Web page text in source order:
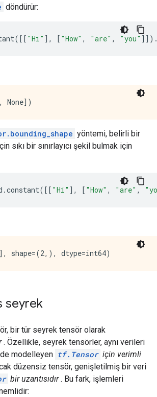
döndürür:
([[ "Hi" ], [ "How" , "are" , "you"
yöntemi, belirli bir
sıkı bir sınırlayıcı şekil bulmak için
.constant([[ "Hi" ], [ "How" , "are" ,
seyrek
bir tür seyrek tensör olarak
. Özellikle, seyrek tensörler, aynı verileri
modelleyen tf.Tensor için verimli
düzensiz tensör, genişletilmiş bir veri
bir uzantısıdır. Bu fark, işlemleri